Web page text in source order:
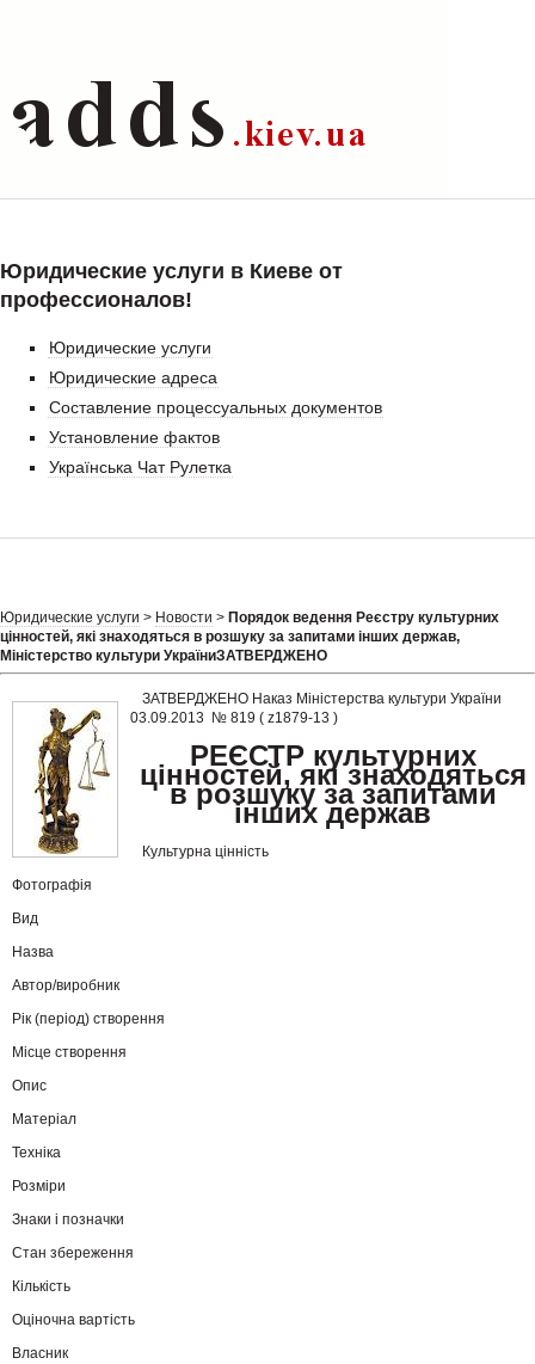
Юридические услуги в Киеве от
профессионалов!
Юридические услуги
Юридические адреса
Составление процессуальных документов
Установление фактов
Українська Чат Рулетка
Юридические услуги > Новости > Порядок ведення Реєстру культурних
цінностей, які знаходяться в розшуку за запитами інших держав,
Міністерство культури УкраїниЗАТВЕРДЖЕНО
ЗАТВЕРДЖЕНО Наказ Міністерства культури України
03.09.2013 № 819 ( z1879-13 )
РЕЄСТР культурних
цінностей, які знаходяться
в розшуку за запитами
інших держав
Культурна цінність
Фотографія
Вид
Назва
Автор/виробник
Рік (період) створення
Місце створення
Опис
Матеріал
Техніка
Розміри
Знаки і позначки
Стан збереження
Кількість
Оціночна вартість
Власник